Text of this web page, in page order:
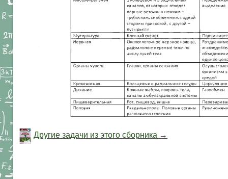
Другие задачи из этого сборника →